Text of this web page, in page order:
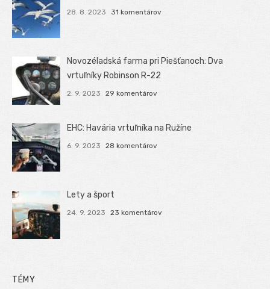
28. 8. 2023 31 komentárov
Novozéladská farma pri Piešťanoch: Dva
vrtuľníky Robinson R-22
2. 9. 2023 29 komentárov
EHC: Havária vrtuľníka na Ružíne
6. 9. 2023 28 komentárov
Lety a šport
24. 9. 2023 23 komentárov
TÉMY